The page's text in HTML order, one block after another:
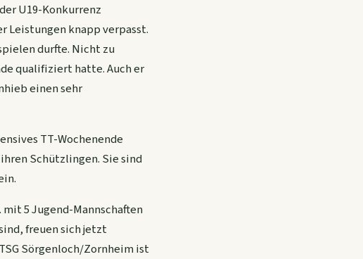
U19-Konkurrenz
Leistungen knapp verpasst.
durfte. Nicht zu
qualifiziert hatte. Auch er
einen sehr
TT-Wochenende
Schützlingen. Sie sind
5 Jugend-Mannschaften
freuen sich jetzt
Sörgenloch/Zornheim ist